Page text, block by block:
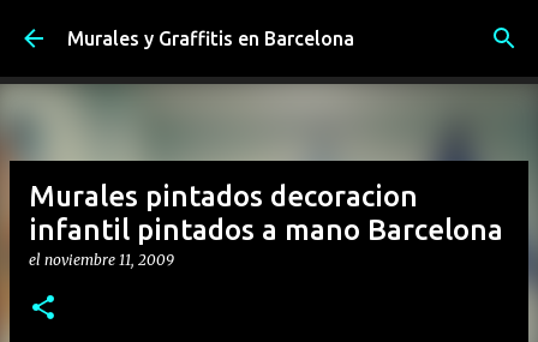
Ir al contenido principal
Murales y Graffitis en Barcelona
Murales pintados decoracion
infantil pintados a mano Barcelona
el noviembre 11, 2009